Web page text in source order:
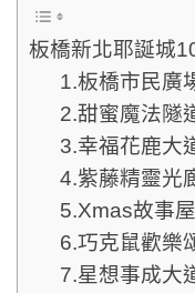
板橋新北耶誕城
1.板橋市民廣
2.甜蜜魔法隧
3.幸福花鹿大
4.紫藤精靈光
5.Xmas故事
6.巧克鼠歡樂
7.星想事成大